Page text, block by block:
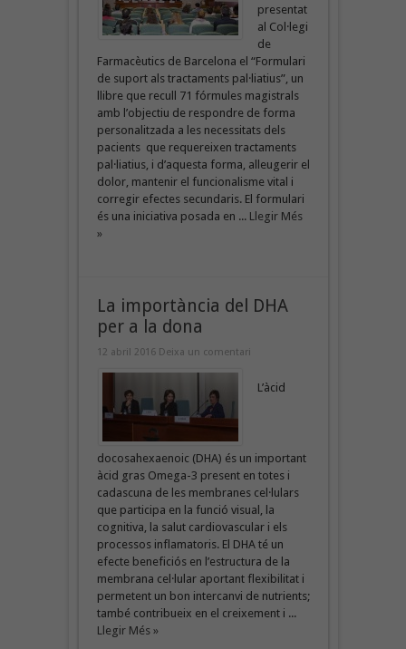
presentat
al Col·legi
de
Farmacèutics de Barcelona el “Formulari
de suport als tractaments pal·liatius”, un
llibre que recull 71 fórmules magistrals
amb l’objectiu de respondre de forma
personalitzada a les necessitats dels
pacients que requereixen tractaments
pal·liatius, i d’aquesta forma, alleugerir el
dolor, mantenir el funcionalisme vital i
corregir efectes secundaris. El formulari
és una iniciativa posada en ... Llegir Més
»
La importància del DHA
per a la dona
12 abril 2016 Deixa un comentari
L’àcid
docosahexaenoic (DHA) és un important
àcid gras Omega-3 present en totes i
cadascuna de les membranes cel·lulars
que participa en la funció visual, la
cognitiva, la salut cardiovascular i els
processos inflamatoris. El DHA té un
efecte beneficiós en l’estructura de la
membrana cel·lular aportant flexibilitat i
permetent un bon intercanvi de nutrients;
també contribueix en el creixement i ...
Llegir Més »